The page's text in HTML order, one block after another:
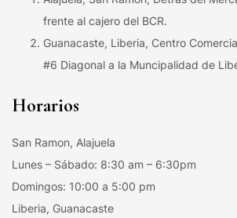
frente al cajero del BCR.
Guanacaste, Liberia, Centro
#6 Diagonal a la Muncipalidad de
Horarios
San Ramon, Alajuela
Lunes – Sábado: 8:30 am – 6:30pm
Domingos: 10:00 a 5:00 pm
Liberia, Guanacaste